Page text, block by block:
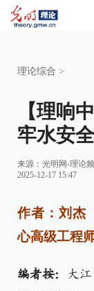
理论综合 >
【理响
牢水安
来源： 光明网-理论
2025-12-17 15:47
作者：刘杰
心高级工程师
编者按：
大